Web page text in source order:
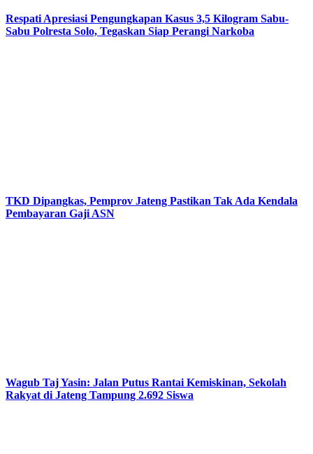
Respati Apresiasi Pengungkapan Kasus 3,5 Kilogram Sabu-
Sabu Polresta Solo, Tegaskan Siap Perangi Narkoba
TKD Dipangkas, Pemprov Jateng Pastikan Tak Ada Kendala
Pembayaran Gaji ASN
Wagub Taj Yasin: Jalan Putus Rantai Kemiskinan, Sekolah
Rakyat di Jateng Tampung 2.692 Siswa